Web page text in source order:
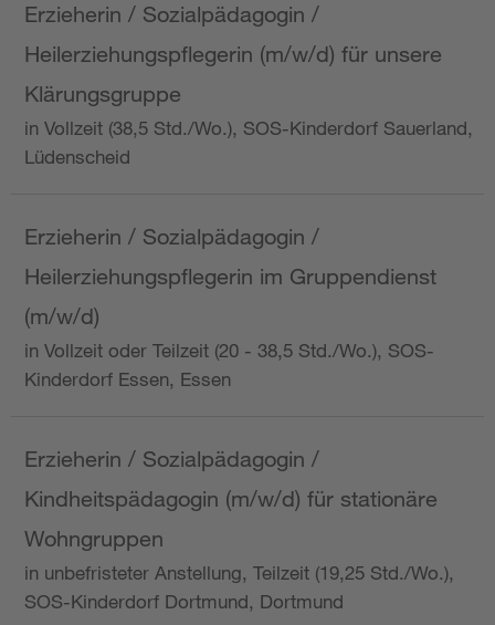
Erzieherin / Sozialpädagogin /
Heilerziehungspflegerin (m/w/d) für unsere
Klärungsgruppe
in Vollzeit (38,5 Std./Wo.), SOS-Kinderdorf Sauerland,
Lüdenscheid
Erzieherin / Sozialpädagogin /
Heilerziehungspflegerin im Gruppendienst
(m/w/d)
in Vollzeit oder Teilzeit (20 - 38,5 Std./Wo.), SOS-
Kinderdorf Essen, Essen
Erzieherin / Sozialpädagogin /
Kindheitspädagogin (m/w/d) für stationäre
Wohngruppen
in unbefristeter Anstellung, Teilzeit (19,25 Std./Wo.),
SOS-Kinderdorf Dortmund, Dortmund